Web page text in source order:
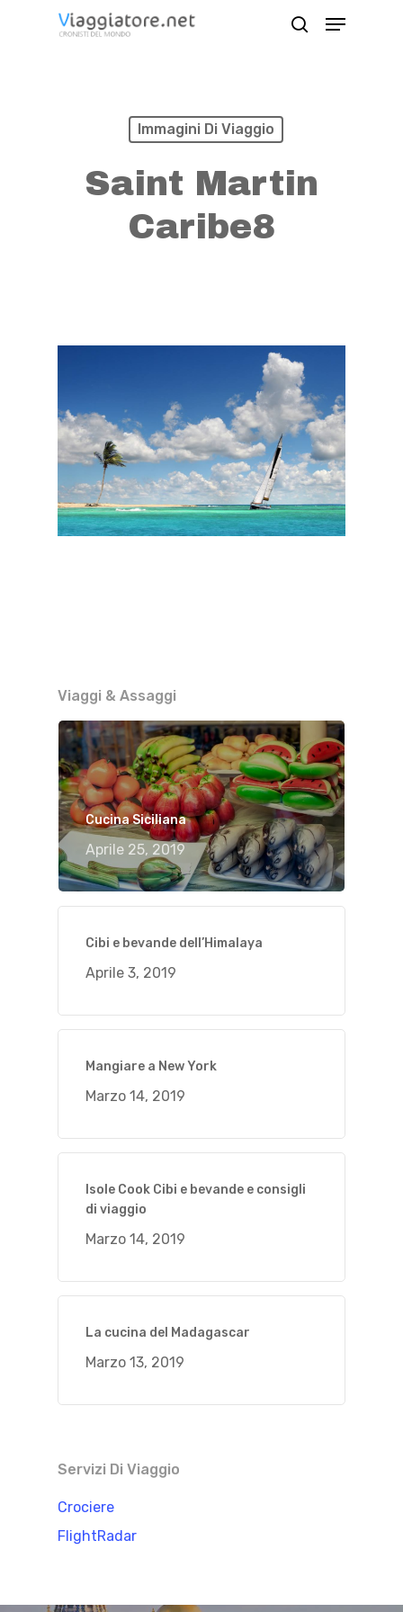
Menu
Immagini Di Viaggio
Saint Martin
Caribe8
Viaggi & Assaggi
Cucina Siciliana
Aprile 25, 2019
Cibi e bevande dell’Himalaya
Aprile 3, 2019
Mangiare a New York
Marzo 14, 2019
Isole Cook Cibi e bevande e consigli
di viaggio
Marzo 14, 2019
La cucina del Madagascar
Marzo 13, 2019
Servizi Di Viaggio
Crociere
FlightRadar